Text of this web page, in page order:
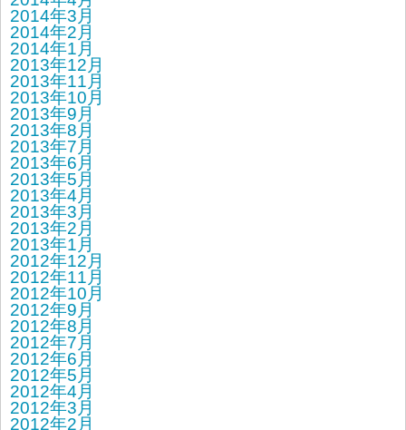
2014年3月
2014年2月
2014年1月
2013年12月
2013年11月
2013年10月
2013年9月
2013年8月
2013年7月
2013年6月
2013年5月
2013年4月
2013年3月
2013年2月
2013年1月
2012年12月
2012年11月
2012年10月
2012年9月
2012年8月
2012年7月
2012年6月
2012年5月
2012年4月
2012年3月
2012年2月